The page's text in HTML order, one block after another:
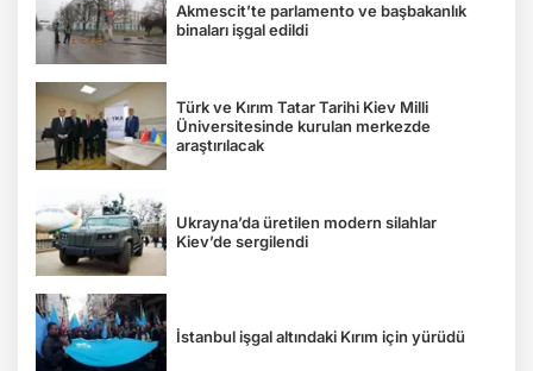
Akmescit’te parlamento ve başbakanlık
binaları işgal edildi
Türk ve Kırım Tatar Tarihi Kiev Milli
Üniversitesinde kurulan merkezde
araştırılacak
Ukrayna’da üretilen modern silahlar
Kiev’de sergilendi
İstanbul işgal altındaki Kırım için yürüdü